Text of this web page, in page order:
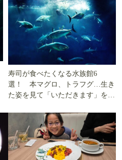
寿司が食べたくなる水族館6
選！ 本マグロ、トラフグ…生き
た姿を見て「いただきます」を考